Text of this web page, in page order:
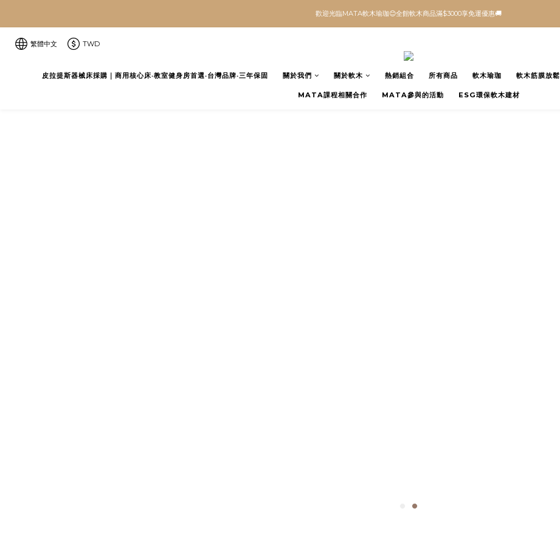
歡迎光臨MATA軟木瑜珈😊全館軟木商品滿$3000享免運優惠🚚
繁體中文 TWD
皮拉提斯器械床採購｜商用核心床‧教室健身房首選‧台灣品牌‧三年保固 關於我們 關於軟木 熱銷組合 所有商品 軟木瑜珈 軟木筋膜放鬆
MATA課程相關合作 MATA參與的活動 ESG環保軟木建材